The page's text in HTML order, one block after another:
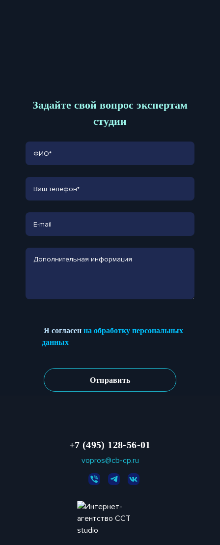
Задайте свой вопрос экспертам
студии
Я согласен на обработку персональных
данных
+7 (495) 128-56-01
vopros@cb-cp.ru